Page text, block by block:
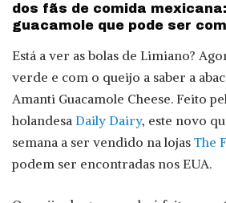
dos fãs de comida
guacamole que pode ser
Está a ver as bolas de Limiano?
verde e com o queijo a saber a
Amanti Guacamole Cheese. Feito
holandesa Daily Dairy, este novo
semana a ser vendido na lojas The
podem ser encontradas nos EUA.